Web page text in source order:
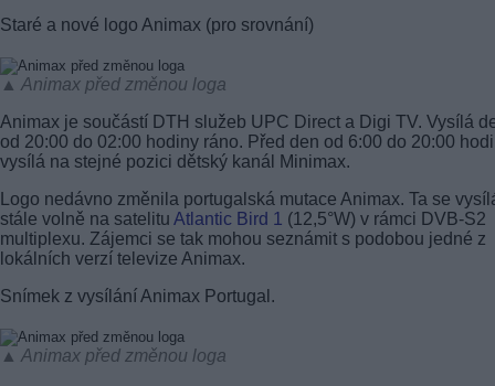
Staré a nové logo Animax (pro srovnání)
▲ Animax před změnou loga
Animax je součástí DTH služeb UPC Direct a Digi TV. Vysílá
od 20:00 do 02:00 hodiny ráno. Před den od 6:00 do 20:00
vysílá na stejné pozici dětský kanál Minimax.
Logo nedávno změnila portugalská mutace Animax. Ta se
stále volně na satelitu Atlantic Bird 1 (12,5°W) v rámci DVB-S2
multiplexu. Zájemci se tak mohou seznámit s podobou jedné z
lokálních verzí televize Animax.
Snímek z vysílání Animax Portugal.
▲ Animax před změnou loga